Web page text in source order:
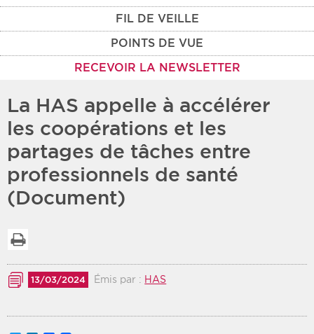
FIL DE VEILLE
POINTS DE VUE
RECEVOIR LA NEWSLETTER
Protection sociale
Médico-social
Zone géographique
Période
Choisir une date de débutChoisir une date de fin
Tri
Chronologique
La HAS appelle à accélérer
les coopérations et les
partages de tâches entre
professionnels de santé
(Document)
13/03/2024 Émis par : HAS